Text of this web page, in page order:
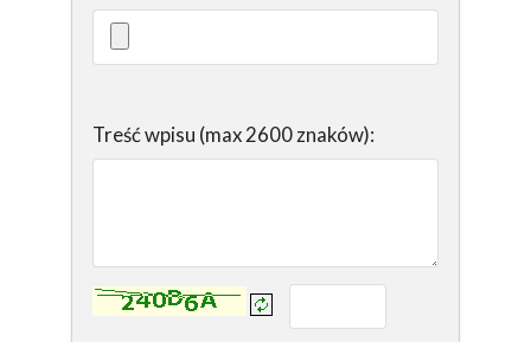
Treść wpisu (max 2600 znaków):
Kontrola - wprowadź tekst z obrazka: